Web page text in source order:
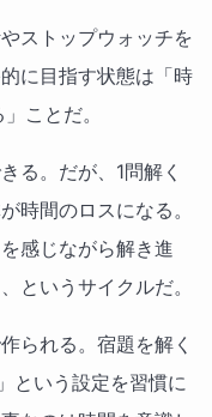
ストップウォッチを
に目指す状態は「時
ことだ。
る。だが、1問解く
時間のロスになる。
感じながら解き進
というサイクルだ。
られる。宿題を解く
という設定を習慣に